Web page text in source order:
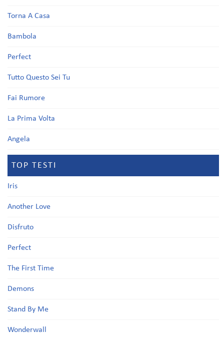
Torna A Casa
Bambola
Perfect
Tutto Questo Sei Tu
Fai Rumore
La Prima Volta
Angela
TOP TESTI
Iris
Another Love
Disfruto
Perfect
The First Time
Demons
Stand By Me
Wonderwall